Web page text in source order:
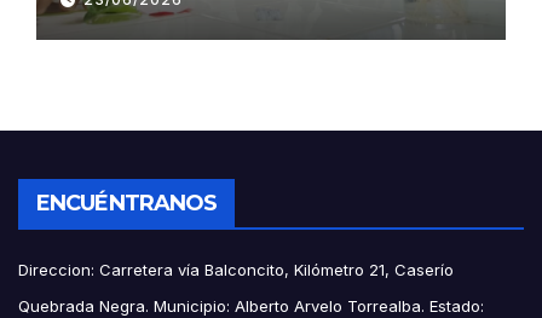
ENCUÉNTRANOS
Direccion: Carretera vía Balconcito, Kilómetro 21, Caserío
Quebrada Negra. Municipio: Alberto Arvelo Torrealba. Estado: